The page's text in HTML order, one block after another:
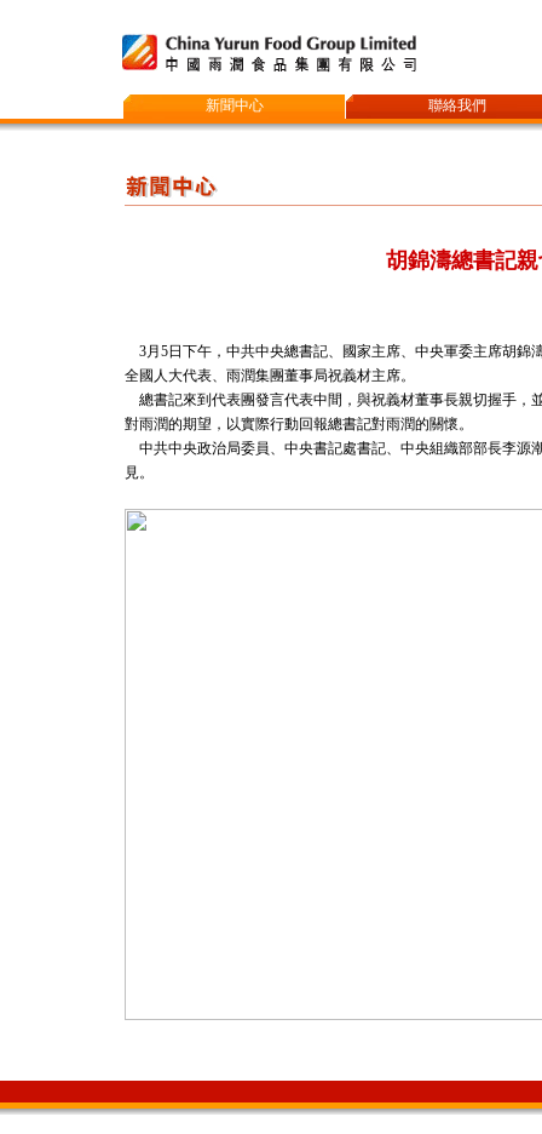
新聞中心 聯絡我們
胡錦濤總書記
3月5日下午，中共中央總書記、國家主席、中央軍委主席胡錦
全國人大代表、雨潤集團董事局祝義材主席。
總書記來到代表團發言代表中間，與祝義材董事長親切握手，
對雨潤的期望，以實際行動回報總書記對雨潤的關懷。
中共中央政治局委員、中央書記處書記、中央組織部部長李源
見。